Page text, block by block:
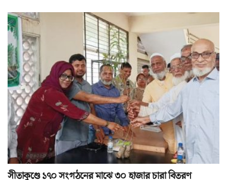
সীতাকুণ্ডে ১৭০ সংগঠনের মাঝে ৩০ হাজার চারা বিতরণ